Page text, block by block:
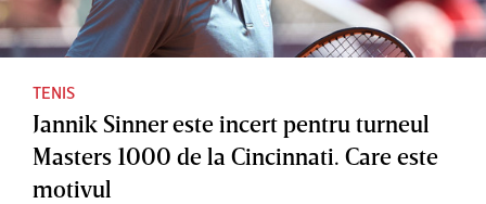
TENIS
Jannik Sinner este incert pentru turneul
Masters 1000 de la Cincinnati. Care este
motivul